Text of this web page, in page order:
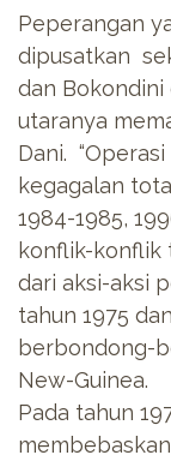
Peperangan
dipusatkan
dan
utaranya
Dani.
kegagalan
1984-1985,
konflik-konflik
dari aksi-aksi
tahun 1975
berbondong-
New-Guinea.
Pada tahun